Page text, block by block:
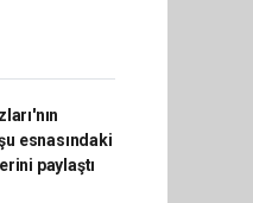
esnasındaki
paylaştı